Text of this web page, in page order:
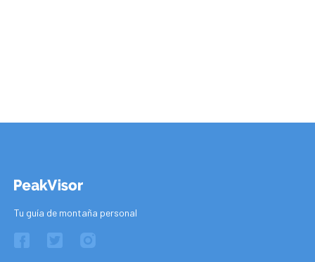
Tu guía de montaña personal